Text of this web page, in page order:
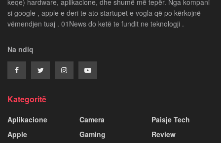
si google , apple e deri te ato startupet e vogla që po kërkojnë
vëmendjen tuaj . 01News do ketë te fundit ne teknologji .
Na ndiq
Kategoritë
Aplikacione
Apple
Camera
Gaming
Paisje Tech
Review